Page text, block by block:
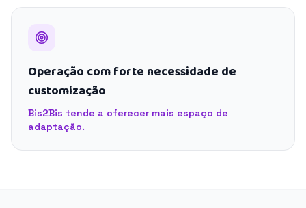
Operação com forte necessidade de
customização
Bis2Bis tende a oferecer mais espaço de
adaptação.